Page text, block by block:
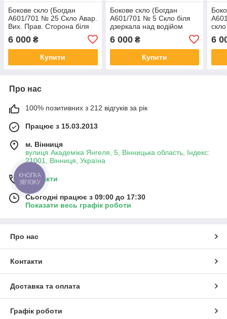
Бокове скло (Богдан
А601/701 № 25 Скло Авар.
Вих. Прав. Сторона біля
6 000 ₴
Купити
Бокове скло (Богдан
А601/701 № 5 Скло біля
дзеркала над водійом
6 000₴
Купити
6
Про нас
100% позитивних з 212 відгуків за рік
Працює з 15.03.2013
м. Вінниця
вулиця Академіка Янгеля, 5, Вінницька область, Індекс:
21001, Вінниця, Україна
Контакти
Сьогодні працює з 09:00 до 17:30
Показати весь графік роботи
Про нас
Контакти
Доставка та оплата
Графік роботи
КНОПКА
ЗВ'ЯЗКУ